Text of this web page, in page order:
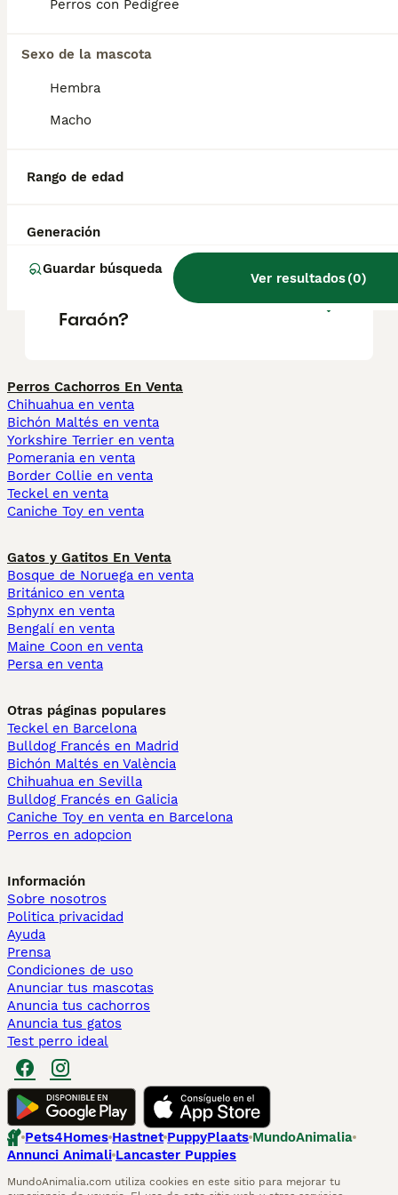
Perros con Pedigree
Sexo de la mascota
Hembra
Macho
Rango de edad
Generación
Guardar búsqueda
Ver resultados(0)
esbelta de tipo lebrel.
¿Cómo se llama el perro
faraón?
¿Qué raza es el Perro del
Faraón?
Perros Cachorros En Venta
Chihuahua en venta
Bichón Maltés en venta
Yorkshire Terrier en venta
Pomerania en venta
Border Collie en venta
Teckel en venta
Caniche Toy en venta
Gatos y Gatitos En Venta
Bosque de Noruega en venta
Británico en venta
Sphynx en venta
Bengalí en venta
Maine Coon en venta
Persa en venta
Otras páginas populares
Teckel en Barcelona
Bulldog Francés en Madrid
Bichón Maltés en València
Chihuahua en Sevilla
Bulldog Francés en Galicia
Caniche Toy en venta en Barcelona
Perros en adopcion
Información
Sobre nosotros
Politica privacidad
Ayuda
Prensa
Condiciones de uso
Anunciar tus mascotas
Anuncia tus cachorros
Anuncia tus gatos
Test perro ideal
Pets4Homes Hastnet PuppyPlaats MundoAnimalia
Annunci Animali Lancaster Puppies
MundoAnimalia.com utiliza cookies en este sitio para mejorar tu